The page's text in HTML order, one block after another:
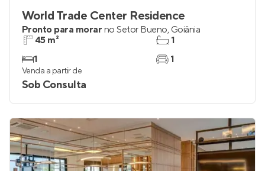
World Trade Center Residence
Pronto para morar no Setor Bueno, Goiânia
45 m²
1
1
1
Venda a partir de
Sob Consulta